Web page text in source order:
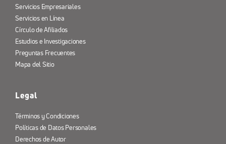
Servicios Empresariales
Servicios en Línea
Círculo de Afiliados
Estudios e Investigaciones
Preguntas Frecuentes
Mapa del Sitio
Legal
Términos y Condiciones
Políticas de Datos Personales
Derechos de Autor